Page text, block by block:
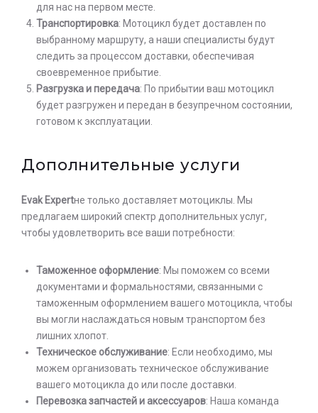
для нас на первом месте.
Транспортировка: Мотоцикл будет доставлен по
выбранному маршруту, а наши специалисты будут
следить за процессом доставки, обеспечивая
своевременное прибытие.
Разгрузка и передача: По прибытии ваш мотоцикл
будет разгружен и передан в безупречном состоянии,
готовом к эксплуатации.
Дополнительные услуги
Evak Expertне только доставляет мотоциклы. Мы
предлагаем широкий спектр дополнительных услуг,
чтобы удовлетворить все ваши потребности:
Таможенное оформление: Мы поможем со всеми
документами и формальностями, связанными с
таможенным оформлением вашего мотоцикла, чтобы
вы могли наслаждаться новым транспортом без
лишних хлопот.
Техническое обслуживание: Если необходимо, мы
можем организовать техническое обслуживание
вашего мотоцикла до или после доставки.
Перевозка запчастей и аксессуаров: Наша команда
Оставьте заявку на просчет
оператором